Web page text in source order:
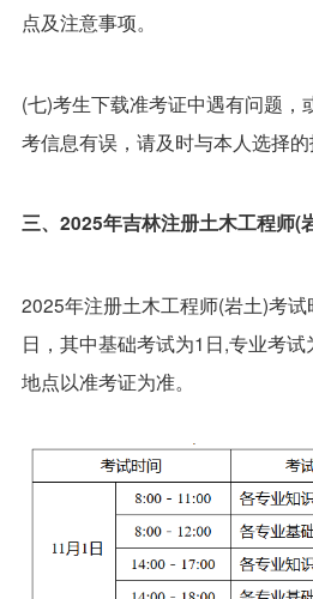
点及注意事项。
(七)考生下载准考证中遇有问题，
考信息有误，请及时与本人选择的
三、2025年吉林注册土木工程师(
2025年注册土木工程师(岩土)考
日，其中基础考试为1日,专业考
地点以准考证为准。